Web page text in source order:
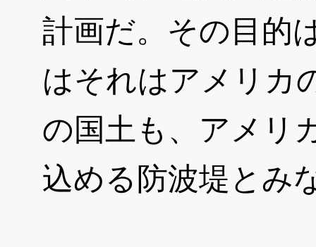
計画だ。その目的
はそれはアメリカ
の国土も、アメリ
込める防波堤とみ